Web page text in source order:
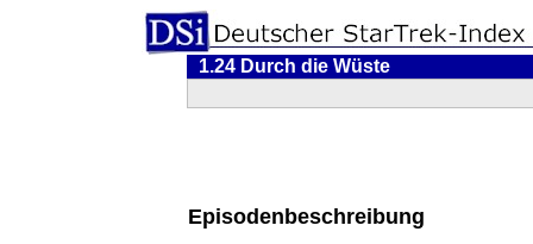
1.24 Durch die Wüste
Episodenbeschreibung